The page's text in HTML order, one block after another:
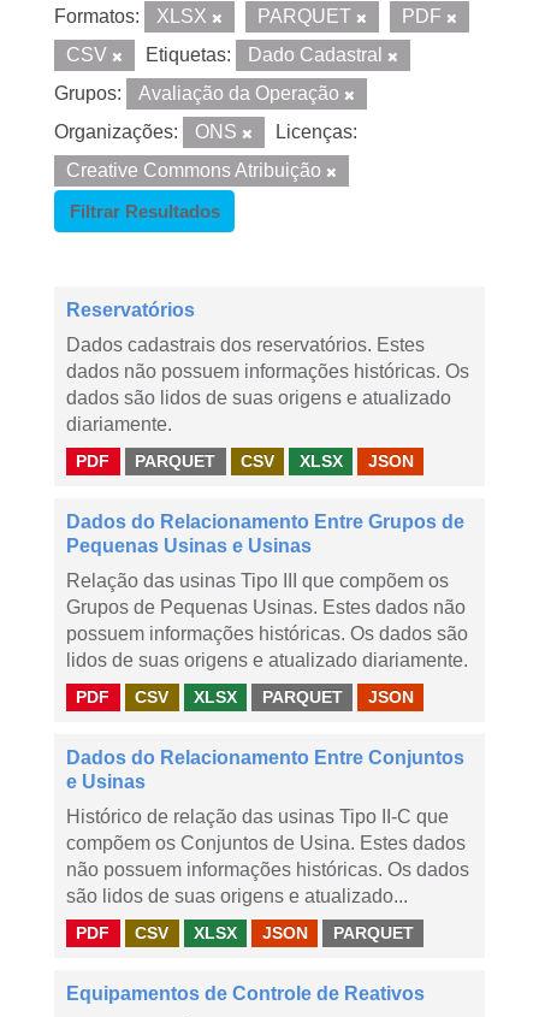
Formatos: XLSX PARQUET
PDF
CSV
Etiquetas:
Dado Cadastral
Grupos:
Avaliação da Operação
Organizações:
ONS
Licenças:
Creative Commons Atribuição
Filtrar Resultados
Reservatórios
Dados cadastrais dos reservatórios. Estes
dados não possuem informações históricas. Os
dados são lidos de suas origens e atualizado
diariamente.
PDF PARQUET CSV XLSX JSON
Dados do Relacionamento Entre Grupos de
Pequenas Usinas e Usinas
Relação das usinas Tipo III que compõem os
Grupos de Pequenas Usinas. Estes dados não
possuem informações históricas. Os dados são
lidos de suas origens e atualizado diariamente.
PDF CSV XLSX PARQUET JSON
Dados do Relacionamento Entre Conjuntos
e Usinas
Histórico de relação das usinas Tipo II-C que
compõem os Conjuntos de Usina. Estes dados
não possuem informações históricas. Os dados
são lidos de suas origens e atualizado...
PDF CSV XLSX JSON PARQUET
Equipamentos de Controle de Reativos